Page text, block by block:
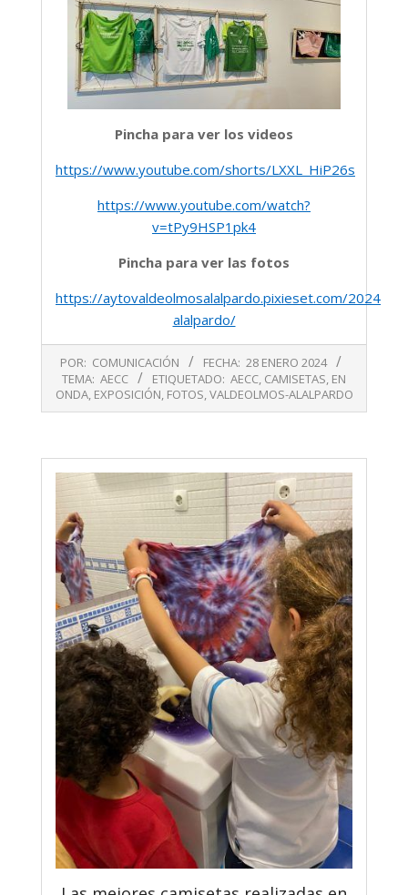
Pincha para ver los videos
https://www.youtube.com/shorts/LXXL_HiP26s
https://www.youtube.com/watch?
v=tPy9HSP1pk4
Pincha para ver las fotos
https://aytovaldeolmosalalpardo.pixieset.com/
alalpardo/
01-
28
POR: COMUNICACIÓN FECHA: 28 ENERO 2024
TEMA: AECC ETIQUETADO: AECC, CAMISETAS, EN
ONDA, EXPOSICIÓN, FOTOS,VALDEOLMOS-ALALPARDO